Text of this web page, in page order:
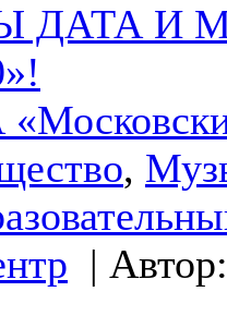
ДАТА И
,
|